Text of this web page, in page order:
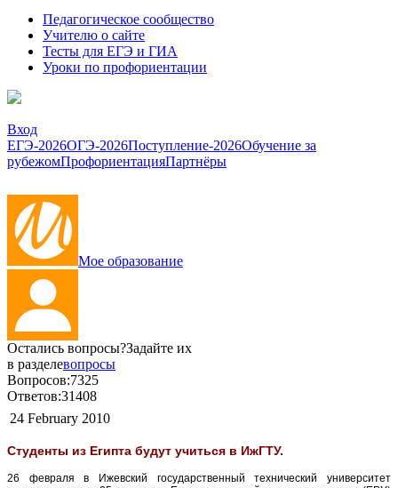
Педагогическое сообщество
Учителю о сайте
Тесты для ЕГЭ и ГИА
Уроки по профориентации
Вход
ЕГЭ-2026ОГЭ-2026Поступление-2026Обучение за
рубежомПрофориентацияПартнёры
Мое образование
Остались вопросы?Задайте их
в разделевопросы
Вопросов:7325
Ответов:31408
24 February 2010
Студенты из Египта будут учиться в ИжГТУ.
26 февраля в Ижевский государственный технический университет